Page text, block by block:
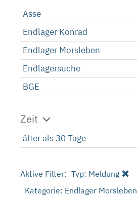
Asse
Endlager Konrad
Endlager Morsleben
Endlagersuche
BGE
Zeit
älter als 30 Tage
Aktive Filter: Typ: Meldung
Kategorie: Endlager Morsleben